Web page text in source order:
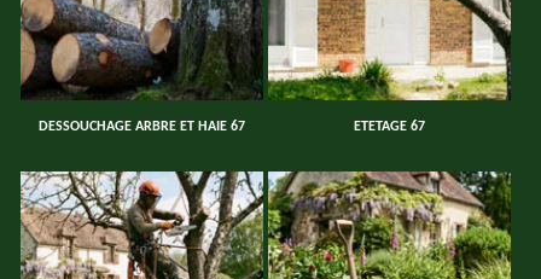
DESSOUCHAGE ARBRE ET HAIE 67 ETETAGE 67